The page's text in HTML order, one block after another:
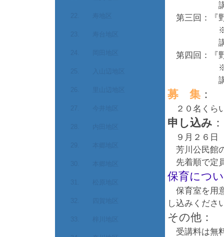
講師：
第三回：『
※野沢菜
講師：
第四回：『
※野沢菜
講師：
募 集 ：
２０名くら
申し込み ：
９月２６日
芳川公民館
先着順で定
保育につ
保育室を用
し込みくださ
その他：
受講料は無